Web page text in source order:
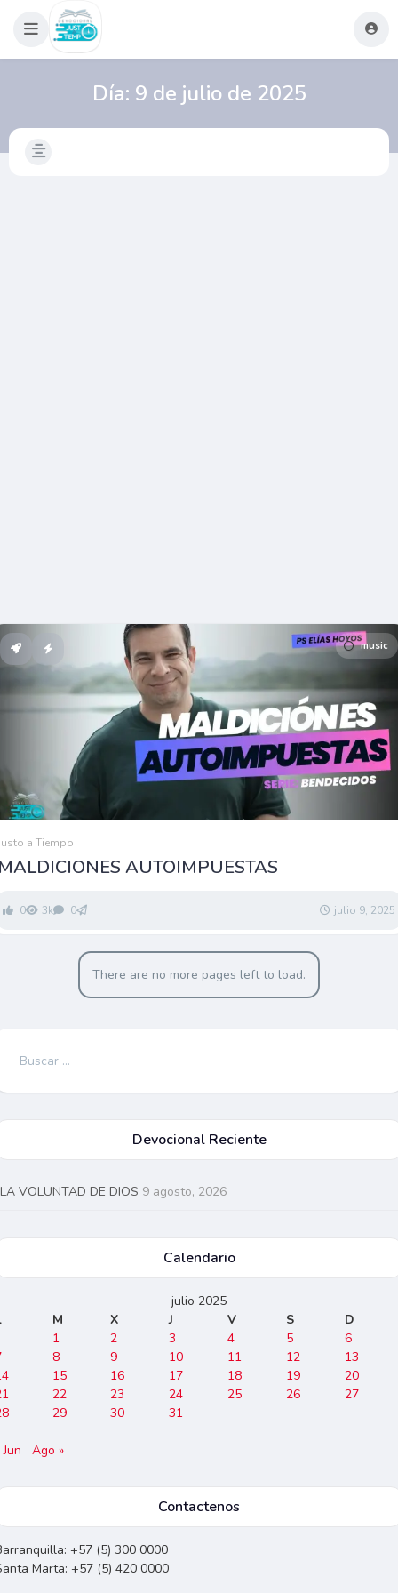
Día: 9 de julio de 2025
music
a Tiempo
AUTOIMPUESTAS
0 3k 0 julio 9, 2025
There are no more pages left to load.
Buscar:
Devocional Reciente
LA VOLUNTAD DE DIOS 9 agosto, 2026
Calendario
julio 2025
M X J V S
D
1
2 3 4 5
6
8 9 10 11 12
13
15 16 17 18 19
20
22 23 24 25 26
27
29 30 31
Jun Ago »
Contactenos
+57 (5) 300 0000
Marta: +57 (5) 420 0000